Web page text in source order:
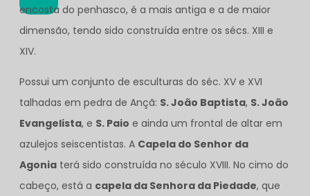
encosta do penhasco, é a mais antiga e a de maior
dimensão, tendo sido construída entre os sécs. XIII e
XIV.
Possui um conjunto de esculturas do séc. XV e XVI
talhadas em pedra de Ançã: S. João Baptista, S. João
Evangelista, e S. Paio e ainda um frontal de altar em
azulejos seiscentistas. A Capela do Senhor da
Agonia terá sido construída no século XVIII. No cimo do
cabeço, está a capela da Senhora da Piedade, que